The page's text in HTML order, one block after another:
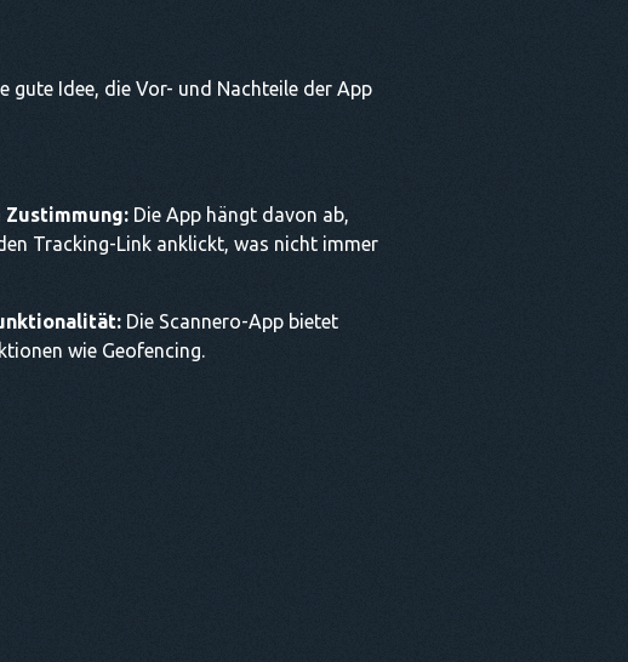
gute Idee, die Vor- und Nachteile der App
Die App hängt davon ab,
Tracking-Link anklickt, was nicht immer
Die Scannero-App bietet
wie Geofencing.